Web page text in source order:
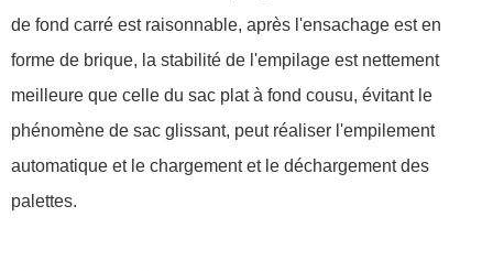
de fond carré est raisonnable, après l'ensachage est en
forme de brique, la stabilité de l'empilage est nettement
meilleure que celle du sac plat à fond cousu, évitant le
phénomène de sac glissant, peut réaliser l'empilement
automatique et le chargement et le déchargement des
palettes.